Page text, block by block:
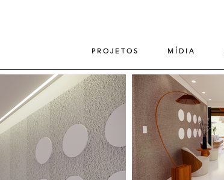
P R O J E T O S M Í D I A